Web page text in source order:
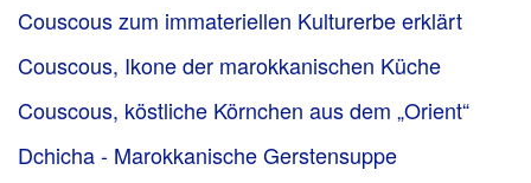
Couscous zum immateriellen Kulturerbe erklärt
Couscous, Ikone der marokkanischen Küche
Couscous, köstliche Körnchen aus dem „Orient“
Dchicha - Marokkanische Gerstensuppe